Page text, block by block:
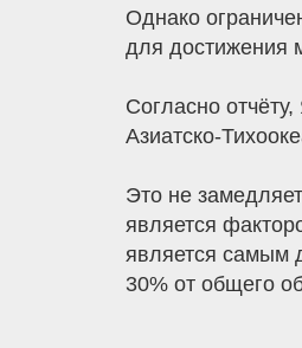
Однако
для достижения
Согласно
Азиатско-
Это не
является
является самым
30% от общего